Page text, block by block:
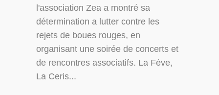
l'association Zea a montré sa
détermination a lutter contre les
rejets de boues rouges, en
organisant une soirée de concerts et
de rencontres associatifs. La Fève,
La Ceris...